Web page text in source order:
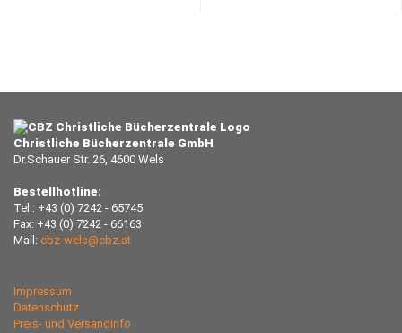
Christliche Bücherzentrale GmbH
Dr.Schauer Str. 26, 4600 Wels
Bestellhotline:
Tel.: +43 (0) 7242 - 65745
Fax: +43 (0) 7242 - 66163
Mail: cbz-wels@cbz.at
Impressum
Datenschutz
Preis- und Versandinfo